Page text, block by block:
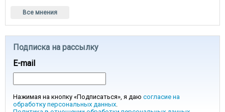
Все мнения
Подписка на рассылку
E-mail
Нажимая на кнопку «Подписаться», я даю согласие на
обработку персональных данных.